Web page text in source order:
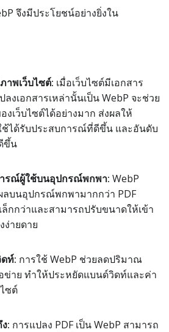
จึงมีประโยชน์อย่างยิ่งใน
าพเว็บไซต์: เมื่อเว็บไซต์มีเอกสาร
งเอกสารเหล่านั้นเป็น WebP จะช่วย
เว็บไซต์ได้อย่างมาก ส่งผลให้
ช้ได้รับประสบการณ์ที่ดีขึ้น และอันดับ
ขึ้น
รณ์ผู้ใช้บนอุปกรณ์พกพา: WebP
ลบนอุปกรณ์พกพามากกว่า PDF
กกว่าและสามารถปรับขนาดให้เข้า
ง่ายดาย
ท์: การใช้ WebP ช่วยลดปริมาณ
ข่าย ทำให้ประหยัดแบนด์วิดท์และค่า
ซต์
: การแปลง PDF เป็น WebP สามารถ